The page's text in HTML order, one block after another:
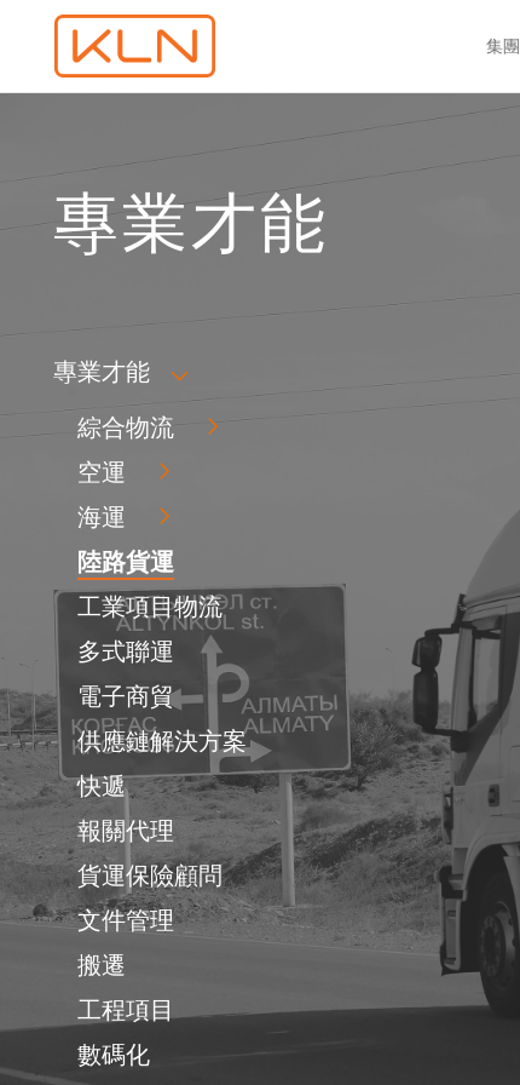
集團
專業才能
專業才能
綜合物流
空運
海運
陸路貨運
工業項目物流
多式聯運
電子商貿
供應鏈解決方案
快遞
報關代理
貨運保險顧問
文件管理
搬遷
工程項目
數碼化